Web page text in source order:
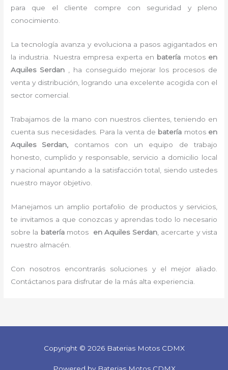
para que el cliente compre con seguridad y pleno
conocimiento.
La tecnología avanza y evoluciona a pasos agigantados en
la industria. Nuestra empresa experta en batería motosen
Aquiles Serdan
, ha conseguido mejorar los procesos de
venta y distribución, logrando una excelente acogida con el
sector comercial.
Trabajamos de la mano con nuestros clientes, teniendo en
cuenta sus necesidades. Para la venta de batería motosen
Aquiles Serdan, contamos con un equipo de trabajo
honesto, cumplido y responsable, servicio a domicilio local
y nacional apuntando a la satisfacción total, siendo ustedes
nuestro mayor objetivo.
Manejamos un amplio portafolio de productos y servicios,
te invitamos a que conozcas y aprendas todo lo necesario
sobre la bateríamotos en Aquiles Serdan, acercarte y vista
nuestro almacén.
Con nosotros encontrarás soluciones y el mejor aliado.
Contáctanos para disfrutar de la más alta experiencia.
Copyright © 2026 Baterias Motos CDMX